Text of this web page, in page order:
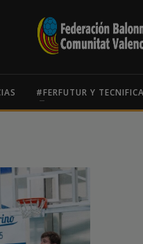
#FERFUTUR Y